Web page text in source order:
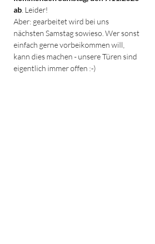
ab. Leider!
Aber: gearbeitet wird bei uns
nächsten Samstag sowieso. Wer sonst
einfach gerne vorbeikommen will,
kann dies machen - unsere Türen sind
eigentlich immer offen :-)